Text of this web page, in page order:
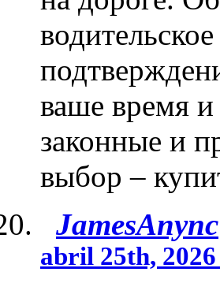
ваше время и
законные и
выбор –
JamesAnync
abril 25th,